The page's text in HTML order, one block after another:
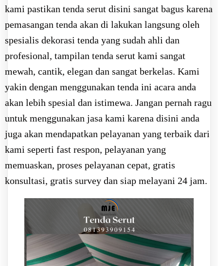
kami pastikan tenda serut disini sangat bagus karena
pemasangan tenda akan di lakukan langsung oleh
spesialis dekorasi tenda yang sudah ahli dan
profesional, tampilan tenda serut kami sangat
mewah, cantik, elegan dan sangat berkelas. Kami
yakin dengan menggunakan tenda ini acara anda
akan lebih spesial dan istimewa. Jangan pernah ragu
untuk menggunakan jasa kami karena disini anda
juga akan mendapatkan pelayanan yang terbaik dari
kami seperti fast respon, pelayanan yang
memuaskan, proses pelayanan cepat, gratis
konsultasi, gratis survey dan siap melayani 24 jam.